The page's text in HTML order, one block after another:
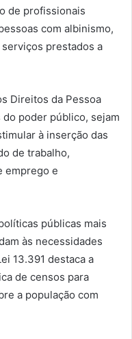
de profissionais
com albinismo,
prestados a
Direitos da Pessoa
poder público, sejam
à inserção das
de trabalho,
emprego e
públicas mais
às necessidades
13.391 destaca a
de censos para
a população com